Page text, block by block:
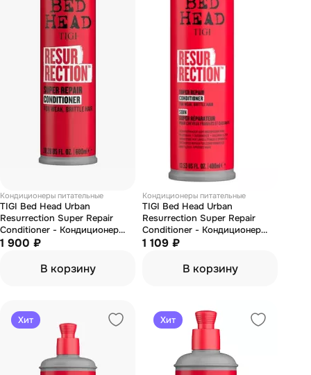
Кондиционеры питательные
TIGI Bed Head Urban
Resurrection Super Repair
Conditioner - Кондиционер
для сильно поврежденных
1 900 ₽
В корзину
Кондиционеры питательные
TIGI Bed Head Urban
Resurrection Super Repair
Conditioner - Кондиционер
для сильно поврежденных
1 109 ₽
В корзину
Хит Хит